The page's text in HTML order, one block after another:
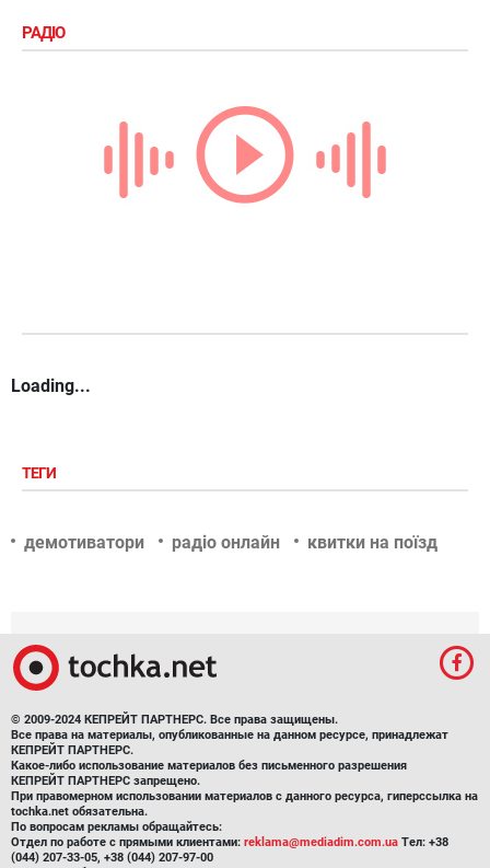
РАДІО
Loading...
ТЕГИ
демотиватори радіо онлайн квитки на поїзд
© 2009-2024 КЕПРЕЙТ ПАРТНЕРС. Все права защищены.
Все права на материалы, опубликованные на данном ресурсе, принадлежат
КЕПРЕЙТ ПАРТНЕРС.
Какое-либо использование материалов без письменного разрешения
КЕПРЕЙТ ПАРТНЕРС запрещено.
При правомерном использовании материалов с данного ресурса, гиперссылка на
tochka.net обязательна.
По вопросам рекламы обращайтесь:
Отдел по работе с прямыми клиентами: reklama@mediadim.com.ua Тел: +38
(044) 207-33-05, +38 (044) 207-97-00